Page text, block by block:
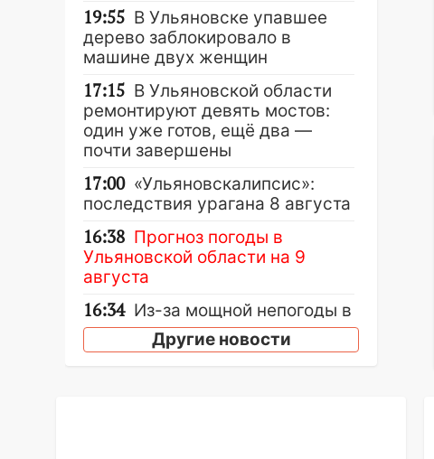
19:55 В Ульяновске упавшее
дерево заблокировало в
машине двух женщин
17:15 В Ульяновской области
ремонтируют девять мостов:
один уже готов, ещё два —
почти завершены
17:00 «Ульяновскалипсис»:
последствия урагана 8 августа
16:38 Прогноз погоды в
Ульяновской области на 9
августа
16:34 Из-за мощной непогоды в
Ульяновске отменили
фестиваль «Наше время»
Другие новости